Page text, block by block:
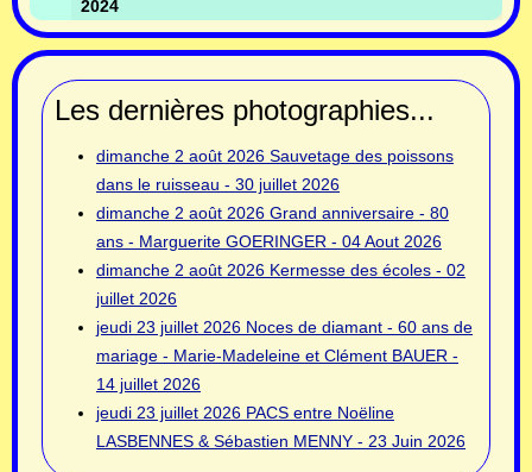
2024
Les dernières photographies...
dimanche 2 août 2026 Sauvetage des poissons
dans le ruisseau - 30 juillet 2026
dimanche 2 août 2026 Grand anniversaire - 80
ans - Marguerite GOERINGER - 04 Aout 2026
dimanche 2 août 2026 Kermesse des écoles - 02
juillet 2026
jeudi 23 juillet 2026 Noces de diamant - 60 ans de
mariage - Marie-Madeleine et Clément BAUER -
14 juillet 2026
jeudi 23 juillet 2026 PACS entre Noëline
LASBENNES & Sébastien MENNY - 23 Juin 2026